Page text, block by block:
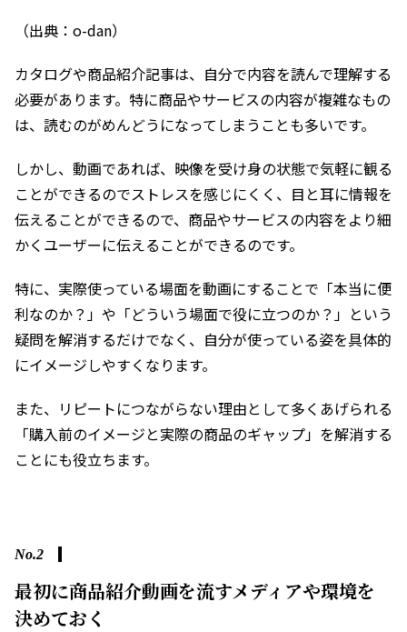
（出典：o-dan）
カタログや商品紹介記事は、自分で内容を読んで理解する
必要があります。特に商品やサービスの内容が複雑なもの
は、読むのがめんどうになってしまうことも多いです。
しかし、動画であれば、映像を受け身の状態で気軽に観る
ことができるのでストレスを感じにくく、目と耳に情報を
伝えることができるので、商品やサービスの内容をより細
かくユーザーに伝えることができるのです。
特に、実際使っている場面を動画にすることで「本当に便
利なのか？」や「どういう場面で役に立つのか？」という
疑問を解消するだけでなく、自分が使っている姿を具体的
にイメージしやすくなります。
また、リピートにつながらない理由として多くあげられる
「購入前のイメージと実際の商品のギャップ」を解消する
ことにも役立ちます。
No.2
最初に商品紹介動画を流すメディアや環境を
決めておく